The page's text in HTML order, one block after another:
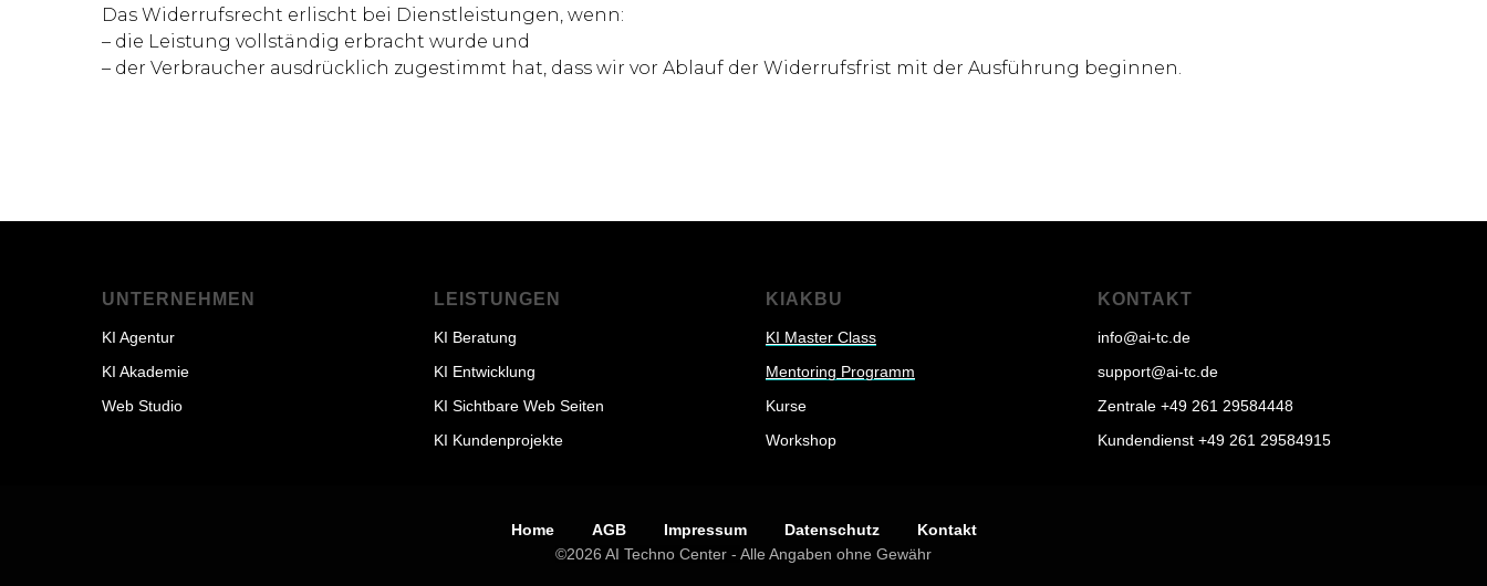
Das Widerrufsrecht erlischt bei Dienstleistungen, wenn:
– die Leistung vollständig erbracht wurde und
– der Verbraucher ausdrücklich zugestimmt hat, dass wir vor Ablauf der Widerrufsfrist mit der Ausführung beginnen.
UNTERNEHMEN
KI Agentur
KI Akademie
Web Studio
LEISTUNGEN
KI Beratung
KI Entwicklung
KI Sichtbare Web Seiten
KI Kundenprojekte
KIAKBU
KI Master Class
Mentoring Programm
Kurse
Workshop
KONTAKT
info@ai-tc.de
support@ai-tc.de
Zentrale +49 261 29584448
Kundendienst +49 261 29584915
Home AGB Impressum Datenschutz
Kontakt
©2026 AI Techno Center - Alle Angaben ohne Gewähr